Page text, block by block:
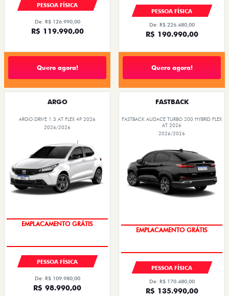
PESSOA FÍSICA
De: R$ 126.990,00
R$ 119.990,00
Quero agora!
PESSOA FÍSICA
De: R$ 226.480,00
R$ 190.990,00
Quero agora!
ARGO
ARGO DRIVE 1.3 AT FLEX 4P 2026
2026/2026
OPORTUNIDADE
PESSOA FÍSICA
De: R$ 109.980,00
R$ 98.990,00
FASTBACK
FASTBACK AUDACE TURBO 200 HYBRID FLEX
AT 2026
2026/2026
OPORTUNIDADE
PESSOA FÍSICA
De: R$ 170.480,00
R$ 135.990,00